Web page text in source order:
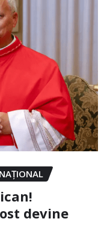
NAŢIONAL
devine